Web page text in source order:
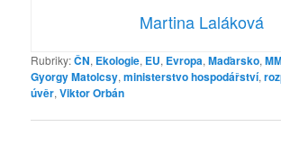
Martina Laláková
Rubriky:ČN, Ekologie, EU, Evropa,Maďarsko,
Gyorgy Matolcsy,ministerstvo hospodářství,
úvěr,Viktor Orbán